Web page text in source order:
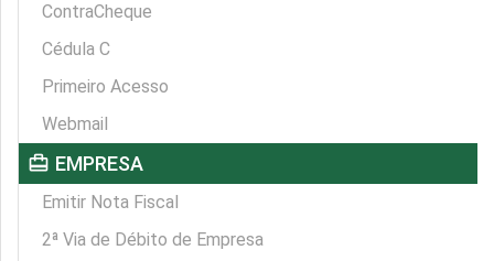
ContraCheque
Cédula C
Primeiro Acesso
Webmail
card_travel EMPRESA
Emitir Nota Fiscal
2ª Via de Débito de Empresa